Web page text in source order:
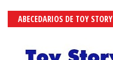
ABECEDARIOS DE TOY STORY